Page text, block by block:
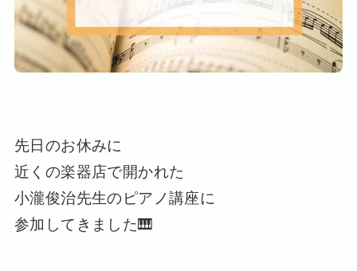
先日のお休みに
近くの楽器店で開かれた
小瀧俊治先生のピアノ講座に
参加してきました🎹